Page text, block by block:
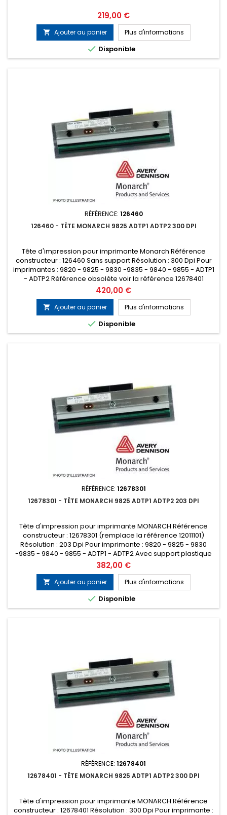
Prix
219,00 €
 Ajouter au panier Plus d'informations
 Disponible
RÉFÉRENCE: 126460
126460 - TÊTE MONARCH 9825 ADTP1 ADTP2 300 DPI
Tête d'impression pour imprimante Monarch Référence
constructeur : 126460 Sans support Résolution : 300 Dpi Pour
imprimantes : 9820 - 9825 - 9830 -9835 - 9840 - 9855 - ADTP1
- ADTP2 Référence obsolète voir la référence 12678401
Prix
420,00 €
 Ajouter au panier Plus d'informations
 Disponible
RÉFÉRENCE: 12678301
12678301 - TÊTE MONARCH 9825 ADTP1 ADTP2 203 DPI
Tête d'impression pour imprimante MONARCH Référence
constructeur : 12678301 (remplace la référence 12011101)
Résolution : 203 Dpi Pour imprimante : 9820 - 9825 - 9830
-9835 - 9840 - 9855 - ADTP1 - ADTP2 Avec support plastique
Prix
382,00 €
 Ajouter au panier Plus d'informations
 Disponible
RÉFÉRENCE: 12678401
12678401 - TÊTE MONARCH 9825 ADTP1 ADTP2 300 DPI
Tête d'impression pour imprimante MONARCH Référence
constructeur : 12678401 Résolution : 300 Dpi Pour imprimante :